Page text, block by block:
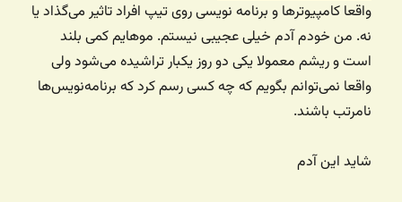
واقعا کامپیوترها و برنامه نویسی روی تیپ افراد تاثیر می‌گذاد یا
نه. من خودم آدم خیلی عجیبی نیستم. موهایم کمی بلند
است و ریشم معمولا یکی دو روز یکبار تراشیده می‌شود ولی
واقعا نمی‌توانم بگویم که چه کسی رسم کرد که برنامه‌نویس‌ها
نامرتب باشند.
شاید این آدم